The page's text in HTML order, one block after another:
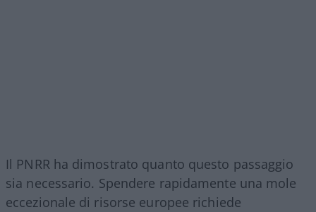
Il PNRR ha dimostrato quanto questo passaggio
sia necessario. Spendere rapidamente una mole
eccezionale di risorse europee richiede